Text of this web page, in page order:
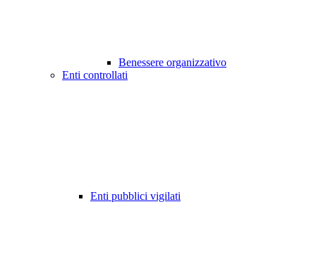
Benessere organizzativo
Enti controllati
Enti pubblici vigilati